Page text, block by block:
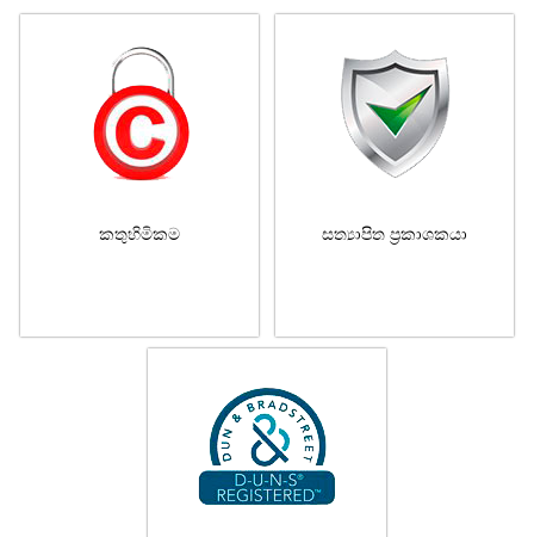
කතුහිමිකම සත්‍යාපිත ප්‍රකාශකයා